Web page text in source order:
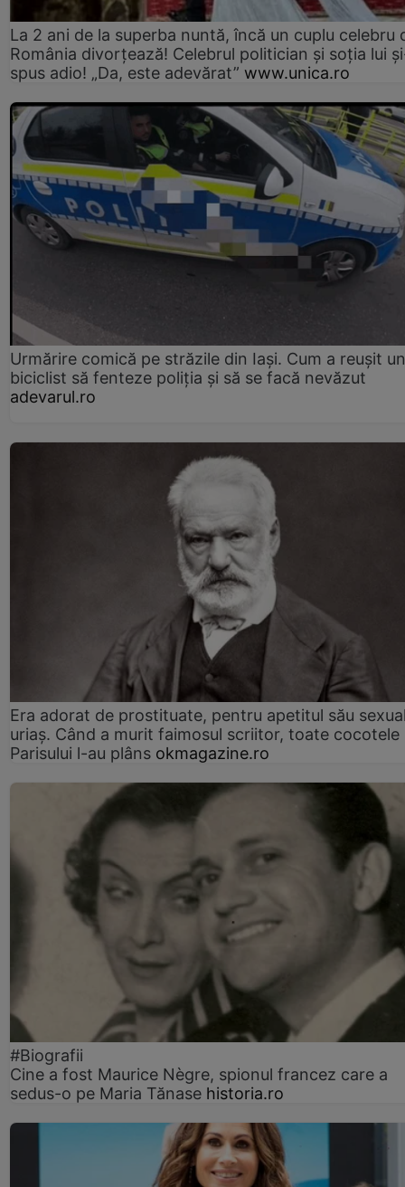
La 2 ani de la superba nuntă, încă un cuplu celebru
România divorțează! Celebrul politician și soția lui
spus adio! „Da, este adevărat” www.unica.ro
Urmărire comică pe străzile din Iași. Cum a reușit un
biciclist să fenteze poliția și să se facă nevăzut
adevarul.ro
Era adorat de prostituate, pentru apetitul său
uriaș. Când a murit faimosul scriitor, toate cocotele
Parisului l-au plâns okmagazine.ro
#Biografii
Cine a fost Maurice Nègre, spionul francez care a
sedus-o pe Maria Tănase historia.ro